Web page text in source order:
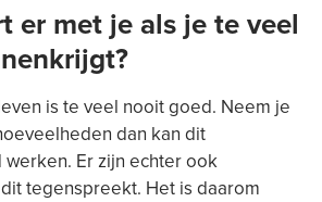
er met je als je te veel
is te veel nooit goed. Neem je
dan kan dit
Er zijn echter ook
tegenspreekt. Het is daarom